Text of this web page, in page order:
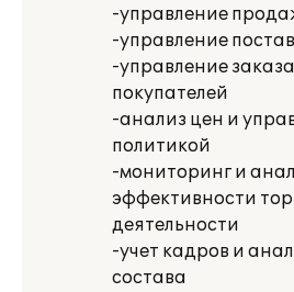
-управление
-управление
-управление
покупателей
-анализ цен и
политикой
-мониторинг и
эффективности
деятельности
-учет кадров и
состава